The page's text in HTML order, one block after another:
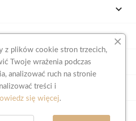


z plików cookie stron trzecich,
Twoje wrażenia podczas
analizować ruch na stronie
treści i
się więcej.